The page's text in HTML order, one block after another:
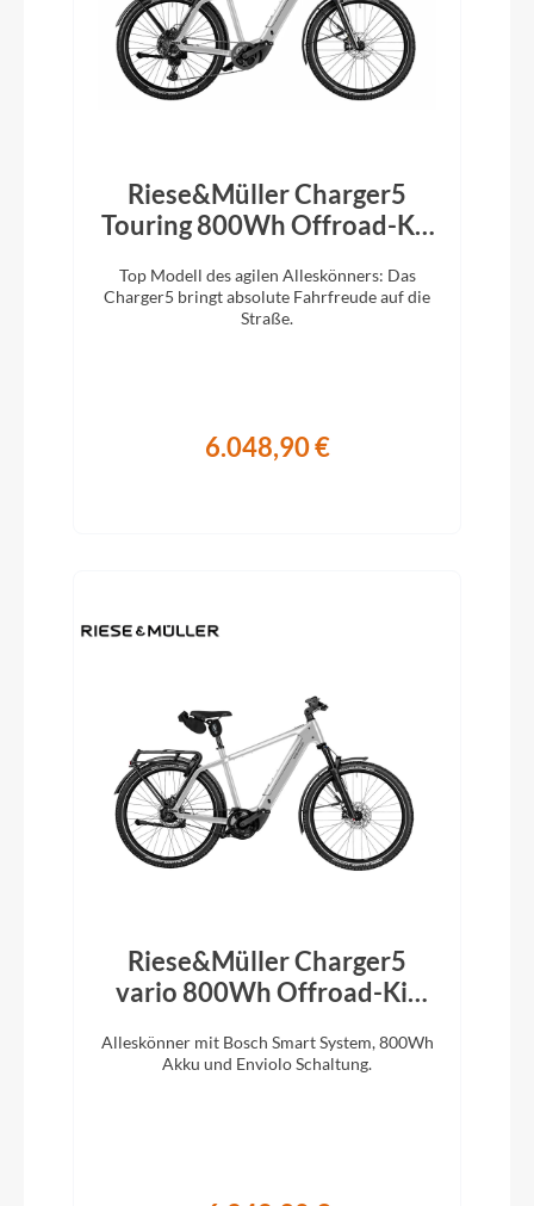
Riese&Müller Charger5
Touring 800Wh Offroad-Kit
Top Modell des agilen Alleskönners: Das
Charger5 bringt absolute Fahrfreude auf die
Straße.
6.048,90 €
Riese&Müller Charger5
vario 800Wh Offroad-Kit
Alleskönner mit Bosch Smart System, 800Wh
Akku und Enviolo Schaltung.